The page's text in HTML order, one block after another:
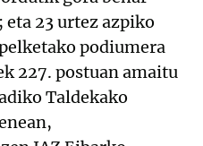
23 urtez azpiko
podiumera
227. postuan amaitu
Taldekako